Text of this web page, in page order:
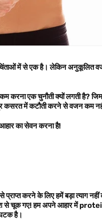
में से एक है। लेकिन अनुकूलित
करना एक चुनौती क्यों लगती है?
कसरत में कटौती करने से वजन कम
का सेवन करना है!
करने के लिए हमें बड़ा त्याग
से चूक गए! हम अपने आहार में
घटक है।